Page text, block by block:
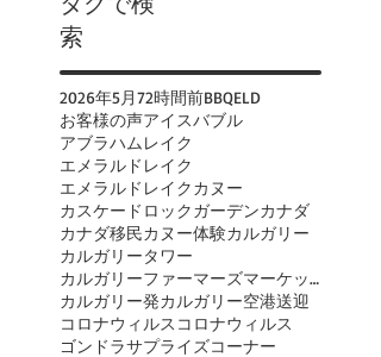
タグで検
索
2026年5月72時間前BBQELD
お客様の声アイスバブル
アブラハムレイク
エメラルドレイク
エメラルドレイクカヌー
カスケードロックガーデンカナダ
カナダ移民カヌー体験カルガリー
カルガリータワー
カルガリーファーマーズマーケット
カルガリー発カルガリー空港送迎
コロナウィルス コロナウィルス
ゴンドラサプライズコーナー